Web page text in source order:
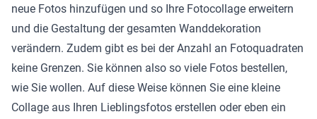
neue Fotos hinzufügen und so Ihre Fotocollage erweitern
und die Gestaltung der gesamten Wanddekoration
verändern. Zudem gibt es bei der Anzahl an Fotoquadraten
keine Grenzen. Sie können also so viele Fotos bestellen,
wie Sie wollen. Auf diese Weise können Sie eine kleine
Collage aus Ihren Lieblingsfotos erstellen oder eben ein